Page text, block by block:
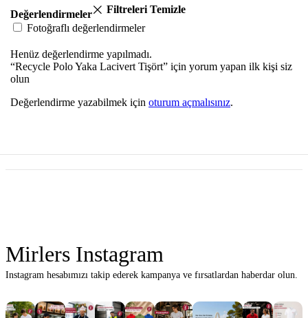
Değerlendirmeler
Filtreleri Temizle
Fotoğraflı değerlendirmeler
Henüz değerlendirme yapılmadı.
“Recycle Polo Yaka Lacivert Tişört” için yorum yapan ilk kişi siz
olun
Değerlendirme yazabilmek için oturum açmalısınız.
Mirlers Instagram
Instagram hesabımızı takip ederek kampanya ve fırsatlardan haberdar olun.